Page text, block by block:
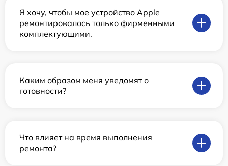
Я хочу, чтобы мое устройство Apple
ремонтировалось только фирменными
комплектующими.
Каким образом меня уведомят о
готовности?
Что влияет на время выполнения
ремонта?